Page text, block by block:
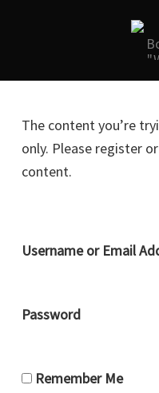
The content you’re
only. Please register
content.
Username or Email
Password
Remember Me